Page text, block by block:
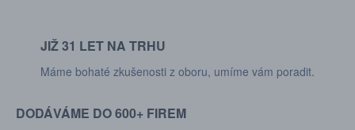
JIŽ 31 LET NA TRHU
Máme bohaté zkušenosti z oboru, umíme vám poradit.
DODÁVÁME DO 600+ FIREM